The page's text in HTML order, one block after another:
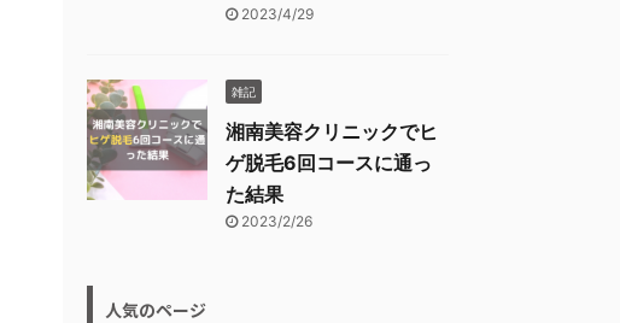
2023/4/29
雑記
湘南美容クリニックでヒ
ゲ脱毛6回コースに通っ
た結果
2023/2/26
人気のページ